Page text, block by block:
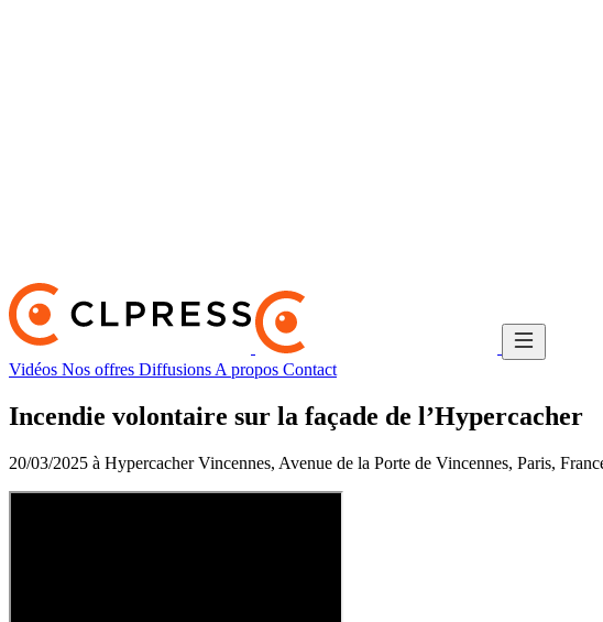
Vidéos Nos offres Diffusions A propos Contact
Incendie volontaire sur la façade de l’Hypercacher
20/03/2025 à Hypercacher Vincennes, Avenue de la Porte de Vincennes, Paris,